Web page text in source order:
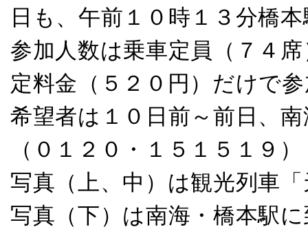
日も、午前１０時１３分橋
参加人数は乗車定員（７４
定料金（５２０円）だけで
希望者は１０日前～前日、
（０１２０・１５１５１９）
写真（上、中）は観光列車
写真（下）は南海・橋本駅